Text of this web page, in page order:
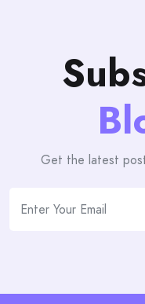
Get the latest